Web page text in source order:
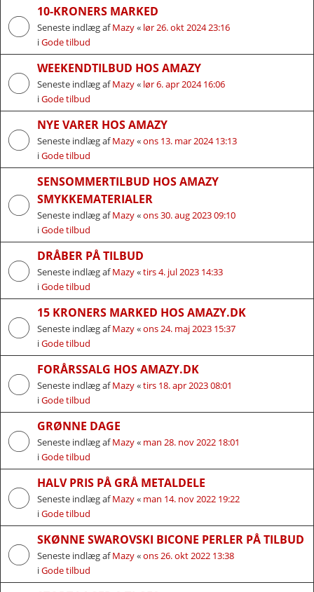
10-KRONERS MARKED
Seneste indlæg afMazy« lør 26. okt 2024 23:16
iGode tilbud
WEEKENDTILBUD HOS AMAZY
Seneste indlæg afMazy« lør 6. apr 2024 16:06
iGode tilbud
NYE VARER HOS AMAZY
Seneste indlæg afMazy«ons 13. mar 2024 13:13
iGode tilbud
SENSOMMERTILBUD HOS AMAZY
SMYKKEMATERIALER
Seneste indlæg afMazy«ons 30. aug 2023 09:10
iGode tilbud
DRÅBER PÅ TILBUD
Seneste indlæg afMazy«tirs 4. jul 2023 14:33
iGode tilbud
15 KRONERS MARKED HOS AMAZY.DK
Seneste indlæg afMazy«ons 24. maj 2023 15:37
iGode tilbud
FORÅRSSALG HOS AMAZY.DK
Seneste indlæg afMazy«tirs 18. apr 2023 08:01
iGode tilbud
GRØNNE DAGE
Seneste indlæg afMazy« man 28. nov 2022 18:01
iGode tilbud
HALV PRIS PÅ GRÅ METALDELE
Seneste indlæg afMazy« man 14. nov 2022 19:22
iGode tilbud
SKØNNE SWAROVSKI BICONE PERLER PÅ TILBUD
Seneste indlæg afMazy«ons 26. okt 2022 13:38
iGode tilbud